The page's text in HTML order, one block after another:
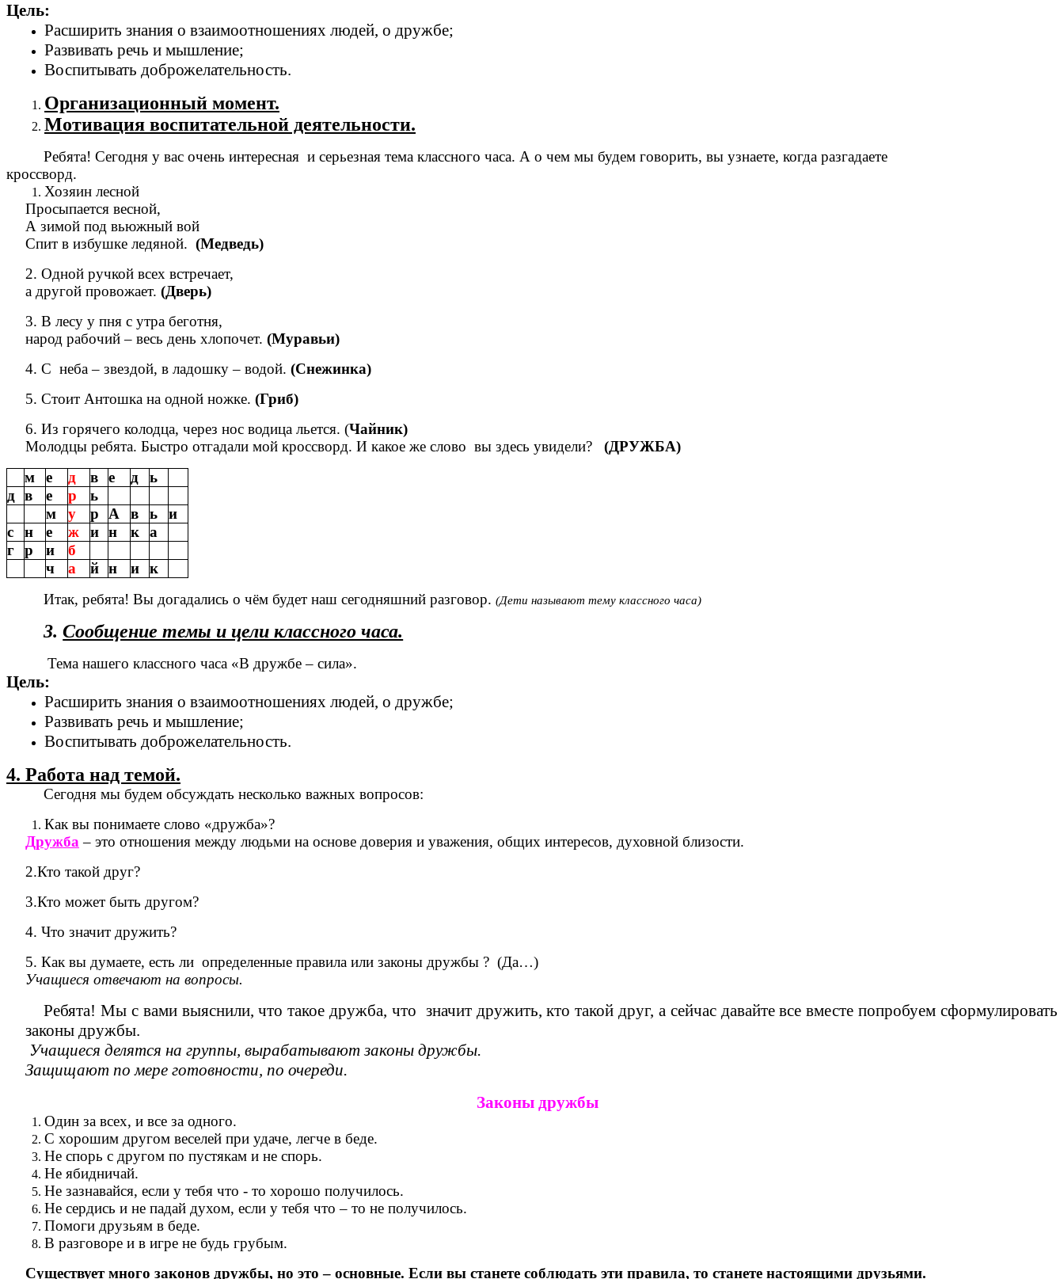
Цель:
Расширить знания о взаимоотношениях людей, о дружбе;
Развивать речь и мышление;
Воспитывать доброжелательность.
Организационный момент.
Мотивация воспитательной деятельности.
Ребята! Сегодня у вас очень интересная и серьезная тема классного часа. А о чем мы будем говорить, вы узнаете, когда разгадаете
кроссворд.
Хозяин лесной
Просыпается весной,
А зимой под вьюжный вой
Спит в избушке ледяной. (Медведь)
2. Одной ручкой всех встречает,
а другой провожает. (Дверь)
3. В лесу у пня с утра беготня,
народ рабочий – весь день хлопочет. (Муравьи)
4. С неба – звездой, в ладошку – водой. (Снежинка)
5. Стоит Антошка на одной ножке. (Гриб)
6. Из горячего колодца, через нос водица льется. (Чайник)
Молодцы ребята. Быстро отгадали мой кроссворд. И какое же слово вы здесь увидели? (ДРУЖБА)
м
е д в е д
ь
д
в е р
ь
м
у р А в ь
и
с
н е ж и н к
а
г
р и
б
ч
а й н и
к
Итак, ребята! Вы догадались о чём будет наш сегодняшний разговор.(Дети называют тему классного часа)
3.Сообщение темы и цели классного часа.
Тема нашего классного часа «В дружбе – сила».
Цель:
Расширить знания о взаимоотношениях людей, о дружбе;
Развивать речь и мышление;
Воспитывать доброжелательность.
4. Работа над темой.
Сегодня мы будем обсуждать несколько важных вопросов:
Как вы понимаете слово «дружба»?
Дружба – это отношения между людьми на основе доверия и уважения, общих интересов, духовной близости.
2.Кто такой друг?
3.Кто может быть другом?
4. Что значит дружить?
5. Как вы думаете, есть ли определенные правила или законы дружбы ? (Да…)
Учащиеся отвечают на вопросы.
Ребята! Мы с вами выяснили, что такое дружба, что значит дружить, кто такой друг, а сейчас давайте все вместе попробуем сформулировать
законы дружбы.
Учащиеся делятся на группы, вырабатывают законы дружбы.
Защищают по мере готовности, по очереди.
Законы дружбы
Один за всех, и все за одного.
С хорошим другом веселей при удаче, легче в беде.
Не спорь с другом по пустякам и не спорь.
Не ябидничай.
Не зазнавайся, если у тебя что - то хорошо получилось.
Не сердись и не падай духом, если у тебя что – то не получилось.
Помоги друзьям в беде.
В разговоре и в игре не будь грубым.
Существует много законов дружбы, но это – основные. Если вы станете соблюдать эти правила, то станете настоящими друзьями.